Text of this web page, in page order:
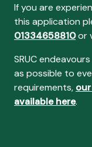
If you are
this application
01334658810or
SRUC
as possible to
requirements,
available here.